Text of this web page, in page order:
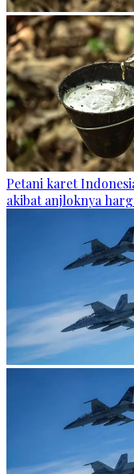
Petani karet
akibat anjloknya